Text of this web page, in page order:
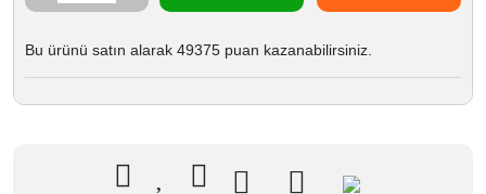
Bu ürünü satın alarak 49375 puan kazanabilirsiniz.